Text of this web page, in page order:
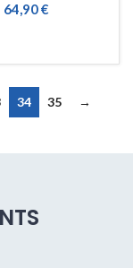
64,90€
34 35 →